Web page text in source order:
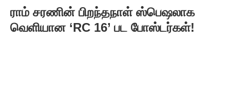
ராம் சரணின் பிறந்தநாள் ஸ்பெஷலாக
வெளியான ‘RC 16’ பட போஸ்டர்கள்!